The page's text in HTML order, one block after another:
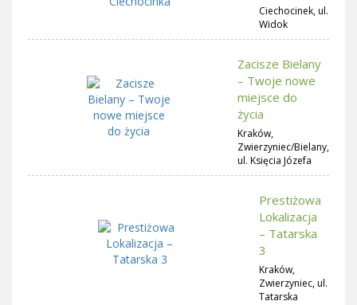
Ciechocinek, ul.
Widok
Zacisze Bielany
– Twoje nowe
miejsce do
życia
Kraków,
Zwierzyniec/Bielany,
ul. Księcia Józefa
Prestiżowa
Lokalizacja
– Tatarska
3
Kraków,
Zwierzyniec, ul.
Tatarska